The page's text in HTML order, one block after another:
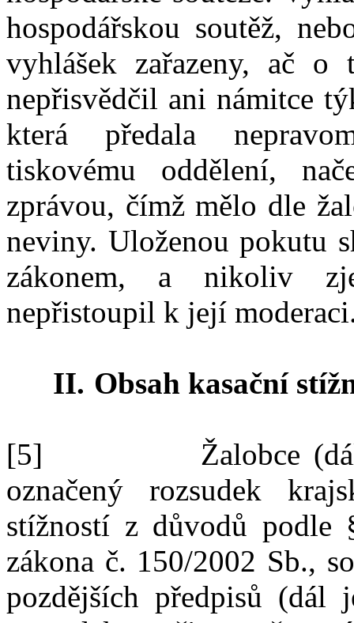
hospodářskou soutěž,
vyhlášek zařazeny, ač o
nepřisvědčil ani námitce
která předala
tiskovému oddělení,
zprávou, čímž mělo dle
neviny. Uloženou pokutu
zákonem, a
nikoliv
nepřistoupil k její
II. Obsah kasační
[5]
Žalobce
označený rozsudek
stížností z důvodů podle
zákona č. 150/2002 Sb.,
pozdějších předpisů (dál